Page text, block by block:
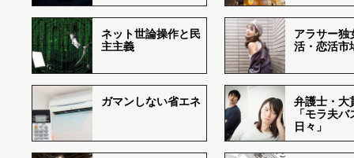
ネット世論操作と民
主主義
アラサー独
活・恋活市
ガマンしない省エネ
弁護士・大
「モラ夫
日々」